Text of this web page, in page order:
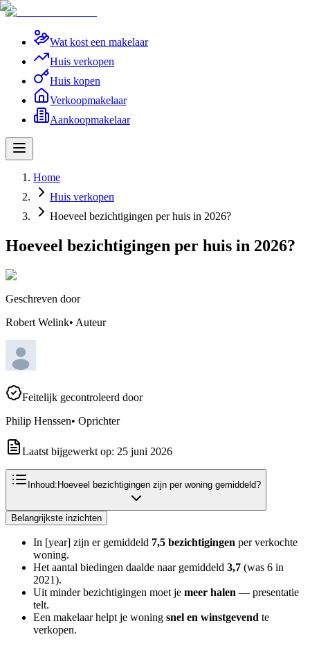
Wat kost een makelaar
Huis verkopen
Huis kopen
Verkoopmakelaar
Aankoopmakelaar
Home
Huis verkopen
Hoeveel bezichtigingen per huis in 2026?
Hoeveel bezichtigingen per huis in 2026?
Geschreven door
Robert Welink• Auteur
Feitelijk gecontroleerd door
Philip Henssen• Oprichter
Laatst bijgewerkt op: 25 juni 2026
Inhoud: Hoeveel bezichtigingen zijn per woning gemiddeld?
Belangrijkste inzichten
In [year] zijn er gemiddeld 7,5 bezichtigingen per verkochte
woning.
Het aantal biedingen daalde naar gemiddeld 3,7 (was 6 in
2021).
Uit minder bezichtigingen moet je meer halen — presentatie
telt.
Een makelaar helpt je woning snel en winstgevend te
verkopen.